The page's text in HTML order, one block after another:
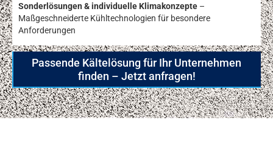
Sonderlösungen & individuelle Klimakonzepte –
Maßgeschneiderte Kühltechnologien für besondere
Anforderungen
Passende Kältelösung für Ihr Unternehmen
finden – Jetzt anfragen!